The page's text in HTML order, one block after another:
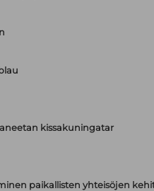
kissakuningatar
paikallisten yhteisöjen